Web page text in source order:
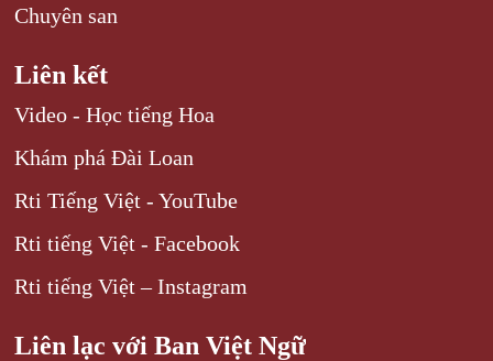
Chuyên san
Liên kết
Video - Học tiếng Hoa
Khám phá Đài Loan
Rti Tiếng Việt - YouTube
Rti tiếng Việt - Facebook
Rti tiếng Việt – Instagram
Liên lạc với Ban Việt Ngữ